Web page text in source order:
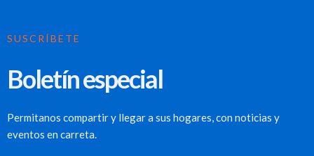
SUSCRÍBETE
Boletín especial
Permitanos compartir y llegar a sus hogares, con noticias y
eventos en carreta.